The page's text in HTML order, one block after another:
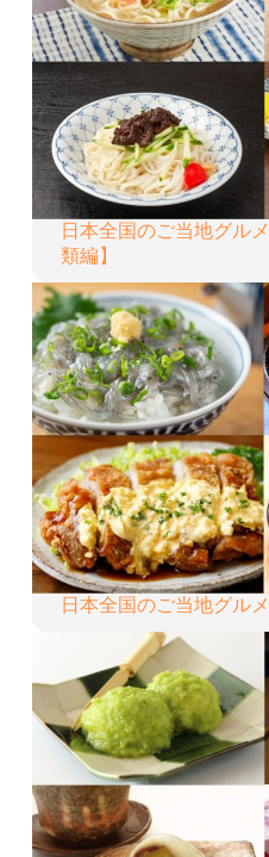
日本全国のご当地グル
類編】
日本全国のご当地グル